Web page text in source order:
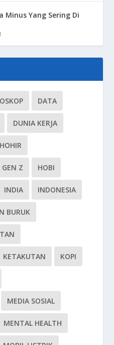
Minus Yang Sering Di
DATA
DUNIA KERJA
GEN Z HOBI
INDIA INDONESIA
BURUK
KETAKUTAN KOPI
MEDIA SOSIAL
MENTAL HEALTH